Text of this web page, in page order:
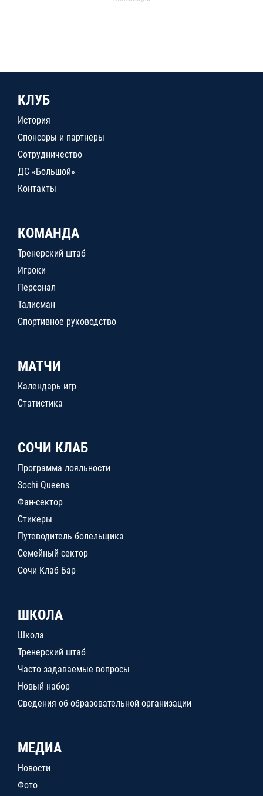
КЛУБ
История
Спонсоры и партнеры
Сотрудничество
ДС «Большой»
Контакты
КОМАНДА
Тренерский штаб
Игроки
Персонал
Талисман
Спортивное руководство
МАТЧИ
Календарь игр
Статистика
СОЧИ КЛАБ
Программа лояльности
Sochi Queens
Фан-сектор
Стикеры
Путеводитель болельщика
Семейный сектор
Сочи Клаб Бар
ШКОЛА
Школа
Тренерский штаб
Часто задаваемые вопросы
Новый набор
Сведения об образовательной организации
МЕДИА
Новости
Фото